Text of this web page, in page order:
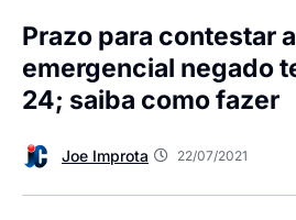
Prazo para contestar
emergencial negado
24; saiba como fazer
Joe Improta 22/07/2021